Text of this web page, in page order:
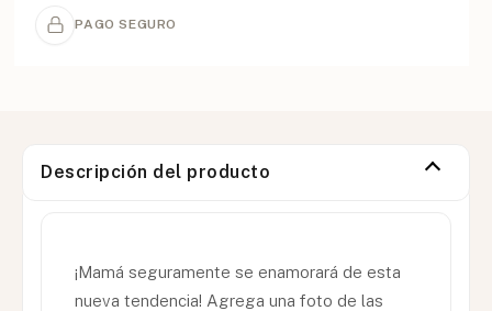
PAGO SEGURO
Descripción del producto
¡Mamá seguramente se enamorará de esta
nueva tendencia! Agrega una foto de las